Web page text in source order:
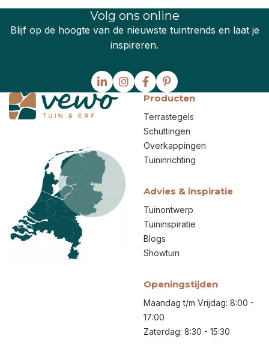
Volg ons online
Blijf op de hoogte van de nieuwste tuintrends en laat je
inspireren.
Producten
Terrastegels
Schuttingen
Overkappingen
Tuininrichting
Advies & inspiratie
Tuinontwerp
Tuininspiratie
Blogs
Showtuin
Openingstijden
Maandag t/m Vrijdag: 8:00 -
17:00
Zaterdag: 8:30 - 15:30